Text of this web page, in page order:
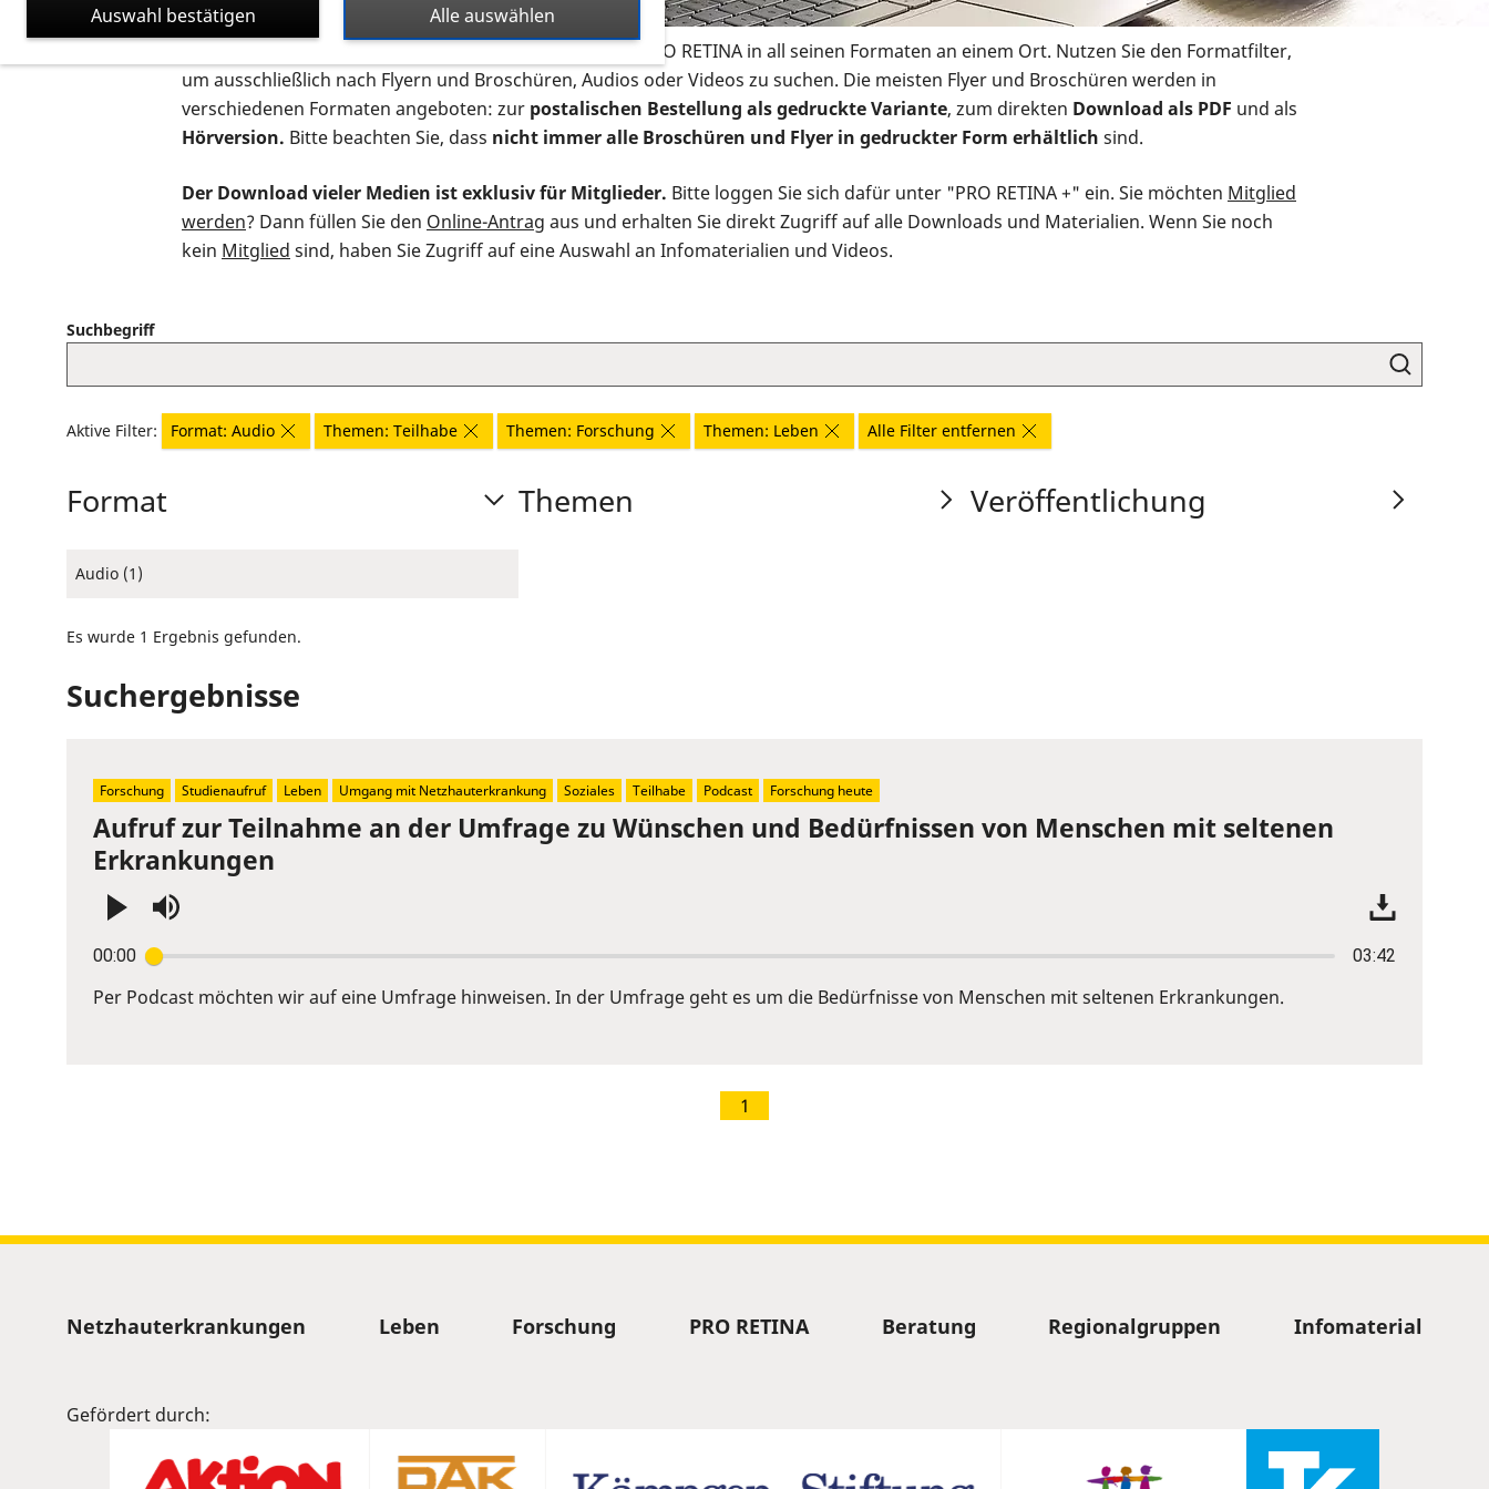
Auf dieser Seite finden Sie sämtliches Infomaterial der PRO RETINA in all seinen Formaten an einem Ort. Nutzen Sie den Formatfilter,
um ausschließlich nach Flyern und Broschüren, Audios oder Videos zu suchen. Die meisten Flyer und Broschüren werden in
verschiedenen Formaten angeboten: zur postalischen Bestellung als gedruckte Variante, zum direkten Download als PDF und als
Hörversion. Bitte beachten Sie, dass nicht immer alle Broschüren und Flyer in gedruckter Form erhältlich sind.
Der Download vieler Medien ist exklusiv für Mitglieder. Bitte loggen Sie sich dafür unter "PRO RETINA +" ein. Sie möchten Mitglied
werden? Dann füllen Sie den Online-Antrag aus und erhalten Sie direkt Zugriff auf alle Downloads und Materialien. Wenn Sie noch
kein Mitglied sind, haben Sie Zugriff auf eine Auswahl an Infomaterialien und Videos.
Suchbegriff
Aktive Filter: Format: Audio Themen: Teilhabe Themen: Forschung Themen: Leben Alle Filter entfernen
Format
Audio (1)
Themen Veröffentlichung
Es wurde 1 Ergebnis gefunden.
Suchergebnisse
Aufruf zur Teilnahme an der Umfrage zu Wünschen und Bedürfnissen von Menschen mit seltenen
Erkrankungen
00:00 03:42
Enter
or
Per Podcast möchten wir auf eine Umfrage hinweisen. In der Umfrage geht es um die Bedürfnisse von Menschen mit seltenen Erkrankungen.
Forschung Studienaufruf Leben Umgang mit Netzhauterkrankung Soziales Teilhabe Podcast Forschung heute
1
Sitemap
Netzhauterkrankungen Leben Forschung PRO RETINA Beratung Regionalgruppen Infomaterial
Gefördert durch:
Alle auswählen
Auswahl bestätigen